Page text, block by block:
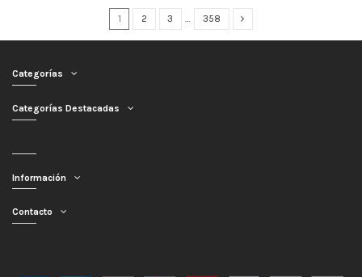
1 2 3 … 358
Categorías
Categorías Destacadas
Información
Contacto